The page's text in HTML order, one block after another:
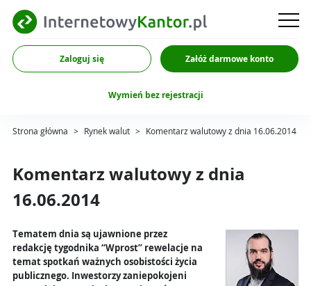
Zaloguj się Załóż darmowe konto
Wymień bez rejestracji
Strona główna > Rynek walut > Komentarz walutowy z dnia 16.06.2014
Komentarz walutowy z dnia
16.06.2014
Tematem dnia są ujawnione przez
redakcję tygodnika “Wprost” rewelacje na
temat spotkań ważnych osobistości życia
publicznego. Inwestorzy zaniepokojeni